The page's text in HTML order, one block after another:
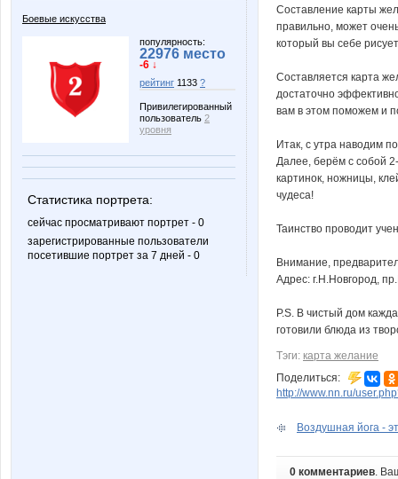
Боевые искусства
популярность:
22976 место
-6 ↓
рейтинг 1133 ?
Привилегированный
пользователь 2
уровня
Статистика портрета:
сейчас просматривают портрет - 0
зарегистрированные пользователи
посетившие портрет за 7 дней - 0
Составление карты
правильно, может
который вы себе
Составляется карта
достаточно
вам в этом поможем и
Итак, с утра наводим
Далее, берём с собой
картинок, ножницы,
чудеса!
Таинство проводит
Внимание,
Адрес: г.Н.Новгород,
P.S. В чистый дом
готовили блюда из
Тэги: карта желание
Поделиться:
http://www.nn.ru/
Воздушная йога -
0 комментариев.